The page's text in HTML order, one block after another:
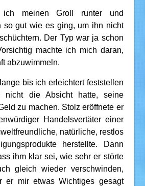
ich meinen Groll runter und
so gut wie es ging, um ihn nicht
Der Typ war ja schon
machte ich mich daran,
abzuwimmeln.
bis ich erleichtert feststellen
nicht die Absicht hatte, seine
zu machen. Stolz eröffnete er
Handelsvertäter einer
natürliche, restlos
herstellte. Dann
ihm klar sei, wie sehr er störte
gleich wieder verschwinden,
er mir etwas Wichtiges gesagt